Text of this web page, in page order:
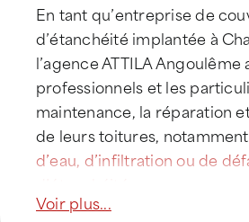
En tant qu’entreprise de
d’étanchéité implantée à
l’agence ATTILA
professionnels et les
maintenance, la réparation
de leurs toitures,
d’eau, d’infiltration ou de
Située au nord de
Voir plus...